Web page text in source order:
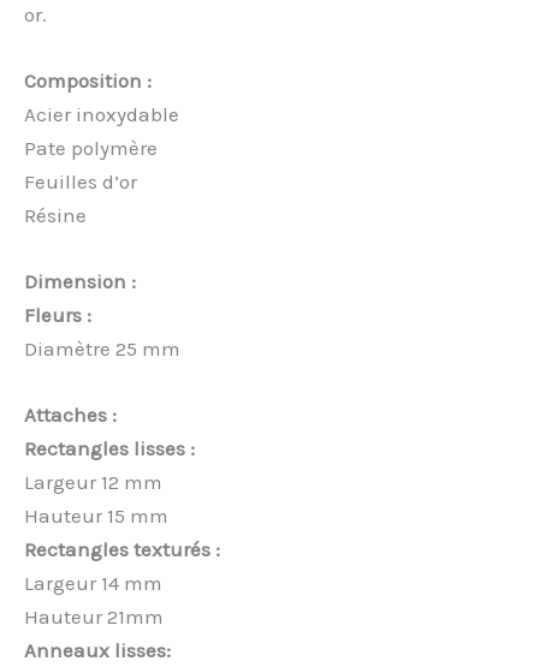
or.
Composition :
Acier inoxydable
Pate polymère
Feuilles d’or
Résine
Dimension :
Fleurs :
Diamètre 25 mm
Attaches :
Rectangles lisses :
Largeur 12 mm
Hauteur 15 mm
Rectangles texturés :
Largeur 14 mm
Hauteur 21mm
Anneaux lisses: